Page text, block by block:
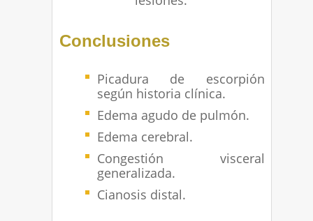
Conclusiones
Picadura de escorpión
según historia clínica.
Edema agudo de pulmón.
Edema cerebral.
Congestión visceral
generalizada.
Cianosis distal.